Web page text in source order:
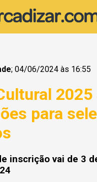
; 04/06/2024 às 16:55
2025
para
inscrição vai de 3